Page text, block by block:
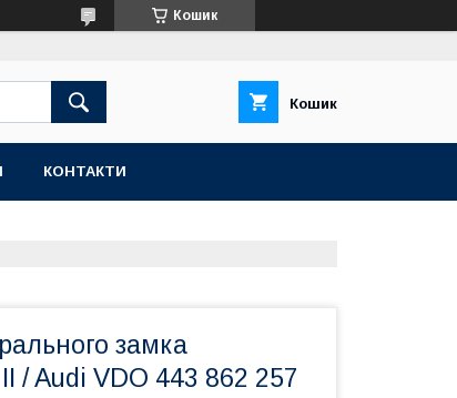
Кошик
Кошик
КОНТАКТИ
замка
/ Audi VDO 443 862 257